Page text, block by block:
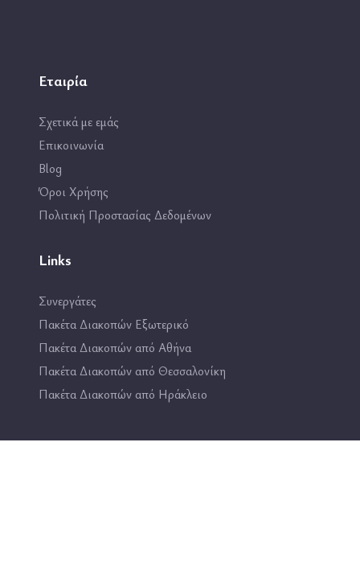
Εταιρία
Σχετικά με εμάς
Επικοινωνία
Blog
Όροι Χρήσης
Πολιτική Προστασίας Δεδομένων
Links
Συνεργάτες
Πακέτα Διακοπών Εξωτερικό
Πακέτα Διακοπών από Αθήνα
Πακέτα Διακοπών από Θεσσαλονίκη
Πακέτα Διακοπών από Ηράκλειο